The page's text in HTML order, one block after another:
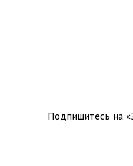
Подпишитесь на